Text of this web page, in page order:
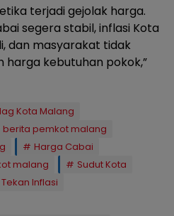
terjadi gejolak harga.
segera stabil, inflasi Kota
dan masyarakat tidak
kebutuhan pokok,”
Kota Malang
berita pemkot malang
Harga Cabai
malang
Sudut Kota
Inflasi